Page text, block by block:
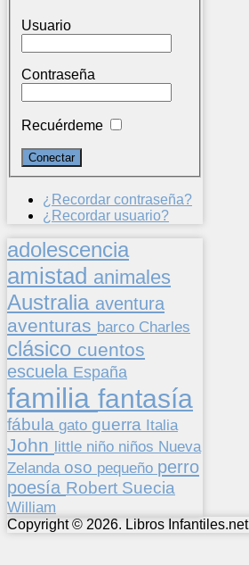
Usuario
Contraseña
Recuérdeme
¿Recordar contraseña?
¿Recordar usuario?
adolescencia
amistad animales
Australia aventura
aventuras barco Charles
clásico cuentos
escuela España
familia fantasía
fábula gato guerra Italia
John little niño niños Nueva
Zelanda oso pequeño perro
poesía Robert Suecia
William
Copyright © 2026. Libros Infantiles.net